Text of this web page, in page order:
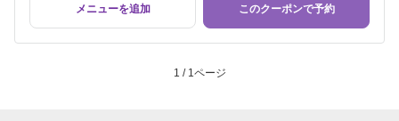
メニューを追加 このクーポンで予約
1 / 1ページ